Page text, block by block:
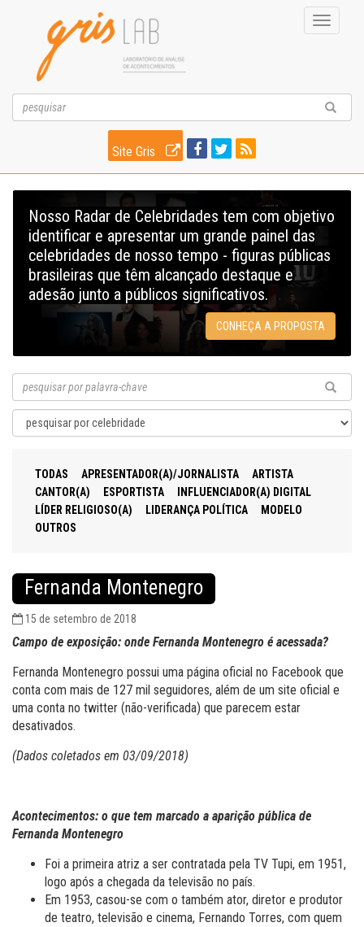
Toggle
Site Gris
Nosso Radar de Celebridades tem com objetivo
identificar e apresentar um grande painel das
celebridades de nosso tempo - figuras públicas
brasileiras que têm alcançado destaque e
adesão junto a públicos significativos.
CONHEÇA A PROPOSTA
TODAS APRESENTADOR(A)/JORNALISTA
ARTISTA
CANTOR(A)
ESPORTISTA
INFLUENCIADOR(A) DIGITAL
LÍDER RELIGIOSO(A)
LIDERANÇA POLÍTICA
MODELO
OUTROS
Fernanda Montenegro
15 de setembro de 2018
Campo de exposição: onde Fernanda Montenegro é acessada?
Fernanda Montenegro possui uma página oficial no Facebook que
conta com mais de 127 mil seguidores, além de um site oficial e
uma conta no twitter (não-verificada) que parecem estar
desativados.
(Dados coletados em 03/09/2018)
Acontecimentos: o que tem marcado a aparição pública de
Fernanda Montenegro
Foi a primeira atriz a ser contratada pela TV Tupi, em 1951,
logo após a chegada da televisão no país.
Em 1953, casou-se com o também ator, diretor e produtor
de teatro, televisão e cinema, Fernando Torres, com quem